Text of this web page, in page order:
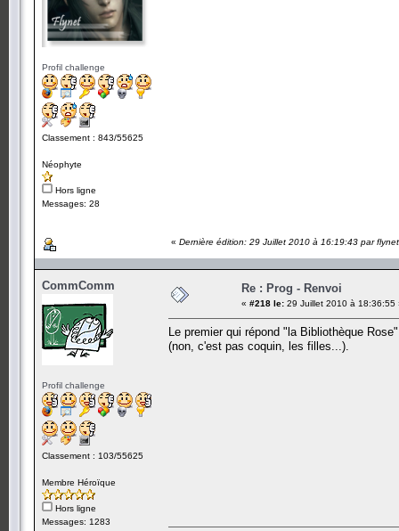
Profil challenge
Classement : 843/55625
Néophyte
Hors ligne
Messages: 28
« Dernière édition: 29 Juillet 2010 à 16:19:43 par flynet
CommComm
Profil challenge
Classement : 103/55625
Membre Héroïque
Hors ligne
Messages: 1283
Re : Prog - Renvoi
« #218 le: 29 Juillet 2010 à 18:36:55
Le premier qui répond "la Bibliothèque
(non, c'est pas coquin, les filles...).